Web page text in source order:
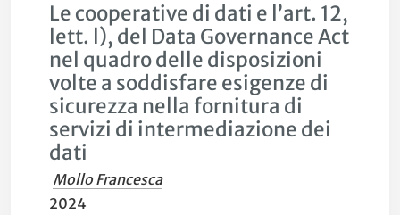
Le cooperative di dati e l’art. 12,
lett. l), del Data Governance Act
nel quadro delle disposizioni
volte a soddisfare esigenze di
sicurezza nella fornitura di
servizi di intermediazione dei
dati
Mollo Francesca
2024